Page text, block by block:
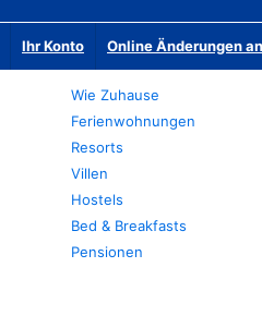
Ihr Konto Online Änderungen
Wie Zuhause
Ferienwohnungen
Resorts
Villen
Hostels
Bed & Breakfasts
Pensionen